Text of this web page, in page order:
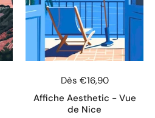
Dès €16,90
Affiche Aesthetic - Vue
de Nice